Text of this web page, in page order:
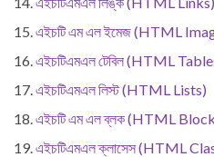
এইচটি এম এল ইমেজ (HTML
এইচটিএমএল টেবিল (HTML
এইচটিএমএল লিস্ট (HTML Lists)
এইচটি এম এল ব্লক (HTML
এইচটিএমএল ক্লাসেস (HTML